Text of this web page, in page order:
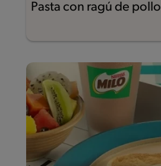
Pasta con ragú de pollo